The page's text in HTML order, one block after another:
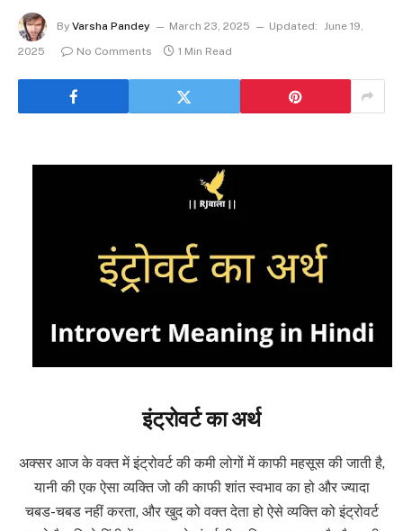
By Varsha Pandey March 23, 2025 Updated: June 19,
2025
No Comments 1 Min Read
इंट्रोवर्ट का अर्थ
अक्सर आज के वक्त में इंट्रोवर्ट की कमी लोगों में काफी महसूस की जाती है,
यानी की एक ऐसा व्यक्ति जो की काफी शांत स्वभाव का हो और ज्यादा
चबड-चबड नहीं करता, और खुद को वक्त देता हो ऐसे व्यक्ति को इंट्रोवर्ट